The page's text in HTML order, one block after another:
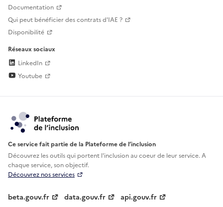
Documentation
Qui peut bénéficier des contrats d'IAE ?
Disponibilité
Réseaux sociaux
LinkedIn
Youtube
Ce service fait partie de la Plateforme de l’inclusion
Découvrez les outils qui portent l'inclusion aucoeur de leur service. A
chaque service, son objectif.
Découvrez nos services
beta.gouv.fr data.gouv.fr api.gouv.fr